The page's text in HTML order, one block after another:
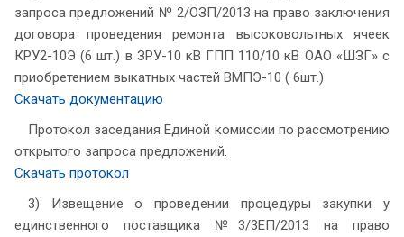
запроса предложений № 2/ОЗП/2013 на право заключения
договора проведения ремонта высоковольтных ячеек
КРУ2-10Э (6 шт.) в ЗРУ-10 кВ ГПП 110/10 кВ ОАО «ШЗГ» с
приобретением выкатных частей ВМПЭ-10 ( 6шт.)
Скачать документацию
Протокол заседания Единой комиссии по рассмотрению
открытого запроса предложений.
Скачать протокол
3) Извещение о проведении процедуры закупки у
единственного поставщика №3/3ЕП/2013 на право